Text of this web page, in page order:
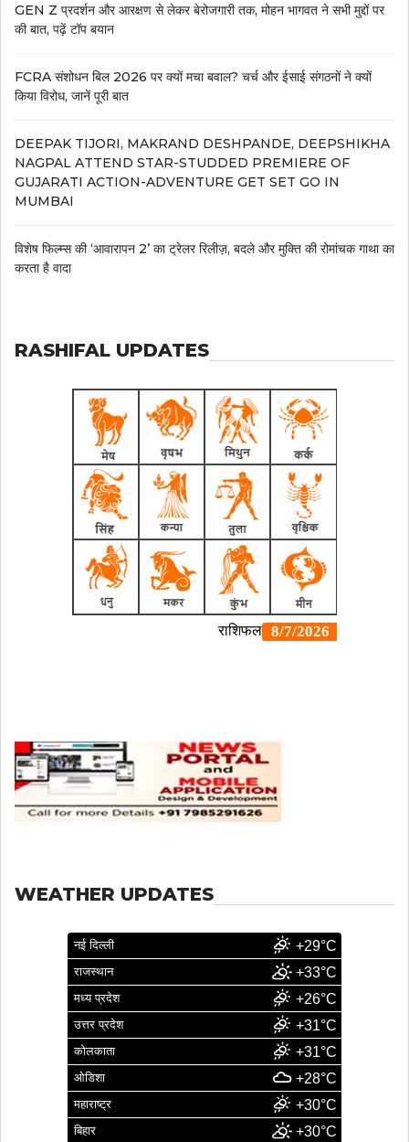
GEN Z प्रदर्शन और आरक्षण से लेकर बेरोजगारी तक, मोहन भागवत ने सभी मुद्दों पर
की बात, पढ़ें टॉप बयान
FCRA संशोधन बिल 2026 पर क्यों मचा बवाल? चर्च और ईसाई संगठनों ने क्यों
किया विरोध, जानें पूरी बात
DEEPAK TIJORI, MAKRAND DESHPANDE, DEEPSHIKHA
NAGPAL ATTEND STAR-STUDDED PREMIERE OF
GUJARATI ACTION-ADVENTURE GET SET GO IN
MUMBAI
विशेष फिल्म्स की ‘आवारापन 2’ का ट्रेलर रिलीज़, बदले और मुक्ति की रोमांचक गाथा का
करता है वादा
RASHIFAL UPDATES
WEATHER UPDATES
नई दिल्ली +29°C
राजस्थान +33°C
मध्य प्रदेश +26°C
उत्तर प्रदेश +31°C
कोलकाता +31°C
ओडिशा +28°C
महाराष्ट्र +30°C
बिहार +30°C